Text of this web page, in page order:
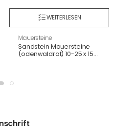
WEITERLESEN
Mauersteine
Sandstein Mauersteine
(odenwaldrot) 10-25 x 15-